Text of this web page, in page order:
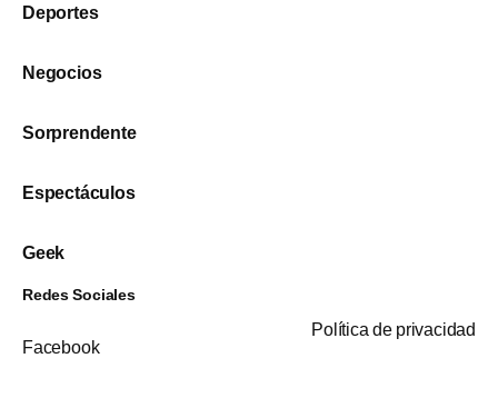
Deportes
Negocios
Sorprendente
Espectáculos
Geek
Redes Sociales
Facebook
Política de privacidad